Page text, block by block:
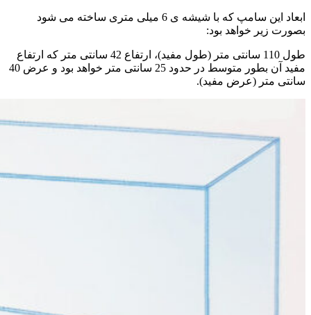
ابعاد این سامپ که با شیشه ی 6 میلی متری ساخته می شود
بصورت زیر خواهد بود:
طول 110 سانتی متر (طول مفید)، ارتفاع 42 سانتی متر که ارتفاع
مفید آن بطور متوسط در حدود 25 سانتی متر خواهد بود و عرض 40
سانتی متر (عرض مفید).